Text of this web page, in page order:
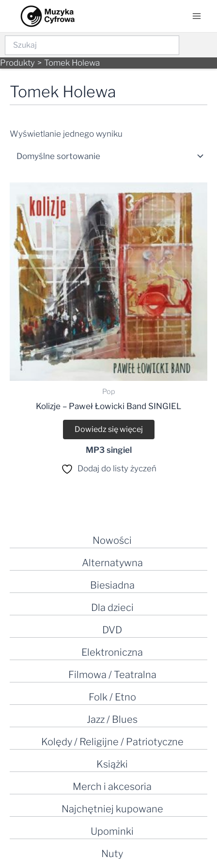
content
Szukaj
Produkty Tomek Holewa
Nowości
Alternatywna
Biesiadna
Dla dzieci
DVD
Elektroniczna
Filmowa / Teatralna
Folk / Etno
Jazz / Blues
Kolędy / Religijne / Patriotyczne
Książki
Merch i akcesoria
Najchętniej kupowane
Upominki
Nuty
Tomek Holewa
Wyświetlanie jednego wyniku
Pop
Kolizje – Paweł Łowicki Band SINGIEL
Dowiedz się więcej
MP3 singiel
Dodaj do listy życzeń